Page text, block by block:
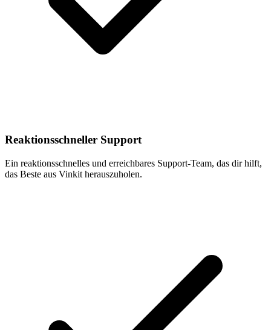
Reaktionsschneller Support
Ein reaktionsschnelles und erreichbares Support-Team, das dir hilft,
das Beste aus Vinkit herauszuholen.